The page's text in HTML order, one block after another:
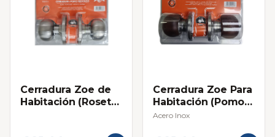
Cerradura Zoe de
Habitación (Roseta
Cerradura Zoe Para
Habitación (Pomo
Madera)
Acero Inox